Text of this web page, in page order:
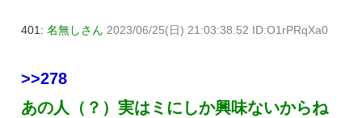
401: 名無しさん 2023/06/25(日) 21:03:38.52 ID:O1rPRqXa0
>>278
あの人（？）実はミにしか興味ないからね